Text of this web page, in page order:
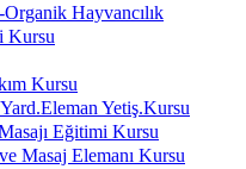
Hayvancılık
Kursu
Kursu
Yetiş.Kursu
Eğitimi Kursu
Masaj Elemanı Kursu